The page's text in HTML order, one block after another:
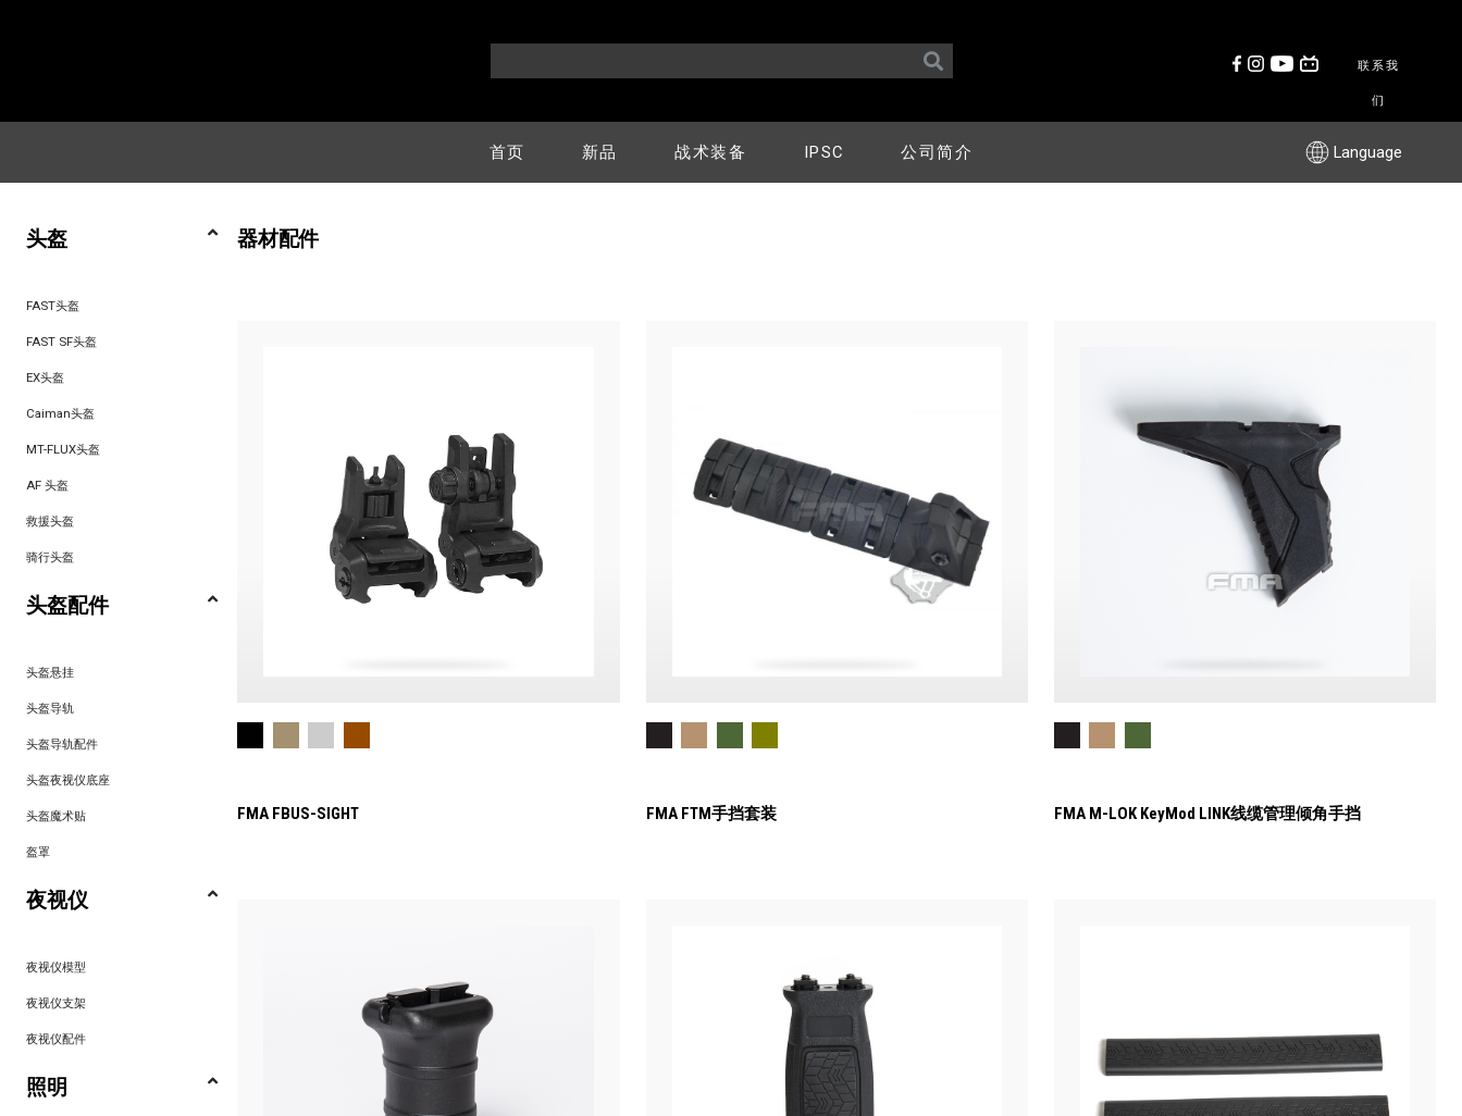
联系我
们
首页 新品 战术装备 IPSC 公司简介 Language
头盔
FAST头盔
FAST SF头盔
EX头盔
Caiman头盔
MT-FLUX头盔
AF 头盔
救援头盔
骑行头盔
头盔配件
头盔悬挂
头盔导轨
头盔导轨配件
头盔夜视仪底座
头盔魔术贴
盔罩
夜视仪
夜视仪模型
夜视仪支架
夜视仪配件
照明
器材配件
FMA FBUS-SIGHT FMA FTM手挡套装 FMA M-LOK KeyMod LINK线缆管理倾角手挡